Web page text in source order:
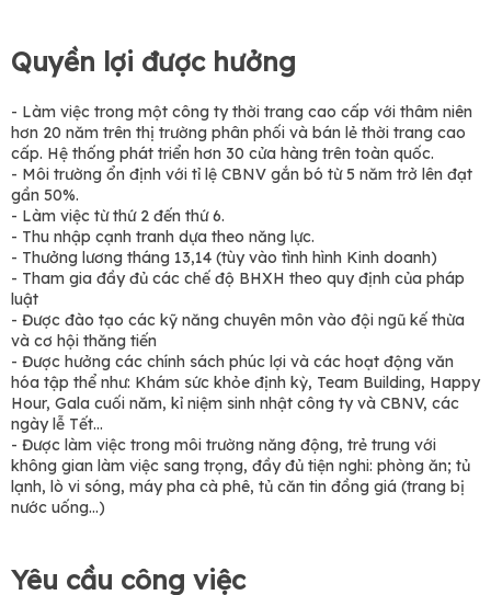
Quyền lợi được hưởng
- Làm việc trong một công ty thời trang cao cấp với thâm niên
hơn 20 năm trên thị trường phân phối và bán lẻ thời trang cao
cấp. Hệ thống phát triển hơn 30 cửa hàng trên toàn quốc.
- Môi trường ổn định với tỉ lệ CBNV gắn bó từ 5 năm trở lên đạt
gần 50%.
- Làm việc từ thứ 2 đến thứ 6.
- Thu nhập cạnh tranh dựa theo năng lực.
- Thưởng lương tháng 13,14 (tùy vào tình hình Kinh doanh)
- Tham gia đầy đủ các chế độ BHXH theo quy định của pháp
luật
- Được đào tạo các kỹ năng chuyên môn vào đội ngũ kế thừa
và cơ hội thăng tiến
- Được hưởng các chính sách phúc lợi và các hoạt động văn
hóa tập thể như: Khám sức khỏe định kỳ, Team Building, Happy
Hour, Gala cuối năm, kỉ niệm sinh nhật công ty và CBNV, các
ngày lễ Tết...
- Được làm việc trong môi trường năng động, trẻ trung với
không gian làm việc sang trọng, đầy đủ tiện nghi: phòng ăn; tủ
lạnh, lò vi sóng, máy pha cà phê, tủ căn tin đồng giá (trang bị
nước uống...)
Yêu cầu công việc